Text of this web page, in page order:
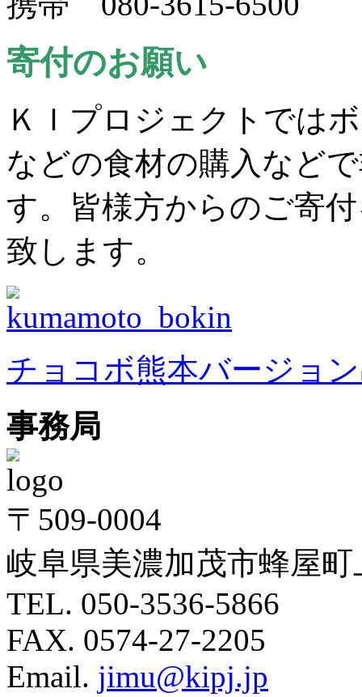
寄付のお願い
ＫＩプロジェクトでは
などの食材の購入など
す。皆様方からのご寄
致します。
チョコボ熊本バージョ
事務局
〒 509-0004
岐阜県美濃加茂市蜂屋町
TEL. 050-3536-5866
FAX. 0574-27-2205
Email. jimu@kipj.jp